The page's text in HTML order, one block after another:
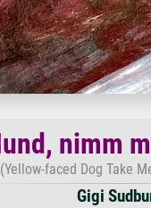
nimm
(Yellow-faced Dog Take
Gigi